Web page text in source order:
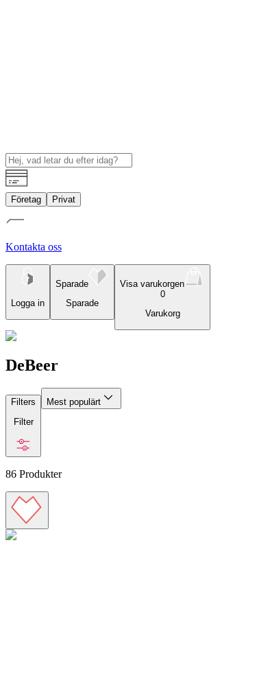
Företag Privat
Kontakta oss
Logga in
Sparade
Sparade
Visa varukorgen
0
Varukorg
DeBeer
Filters
Filter
Mest populärt
86 Produkter